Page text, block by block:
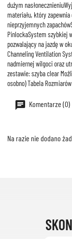
dużym
materiału, który
nieprzyjemnych
PinlockaSystem szybkiej
pozwalający na jazdę w
Channeling Ventilation
nadmiernej wilgoci oraz
zestawie: szyba clear
osobno) Tabela Rozmiarów
Komentarze (0)
Na razie nie dodano